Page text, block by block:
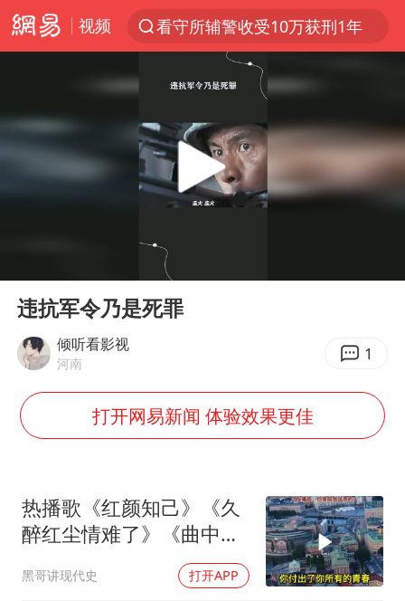
视频
看守所辅警收受10万获刑1年
台风白海豚进入48小时警戒线
中方回应是否在太平洋海底开采稀土
台风白海豚影响中国已成定局
佛得角门将亮相智利俱乐部主场
五粮液渠道价一箱上涨近百元
宇树科技发行价格150.80元/股
80后女柜员逆袭成4200亿银行副行长
吉林一“温度计大楼”读数爆表
女子利用漏洞0元薅走3000多件家电
24小时不关空调 电费会更低吗
Play
违抗军令乃是死罪
倾听看影视
河南 1
打开网易新闻 体验效果更佳
热播歌《红颜知己》《久
醉红尘情难了》《曲中
人》《伱是陪我风雨的
人》
黑哥讲现代史 打开APP